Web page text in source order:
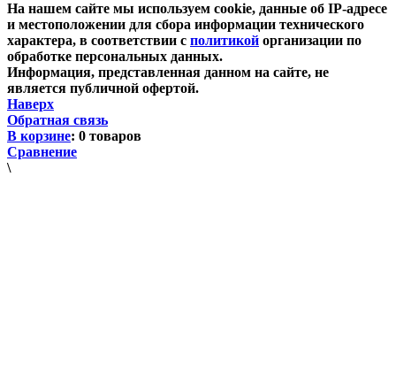
На нашем сайте мы используем cookie, данные об IP-адресе
и местоположении для сбора информации технического
характера, в соответствии с политикой организации по
обработке персональных данных.
Информация, представленная данном на сайте, не
является публичной офертой.
Наверх
Обратная связь
В корзине: 0 товаров
Сравнение
\